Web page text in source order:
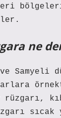
ne
Samyeli
rüzgarı,
sıcak